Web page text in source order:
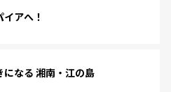
アへ！
なる 湘南・江の島